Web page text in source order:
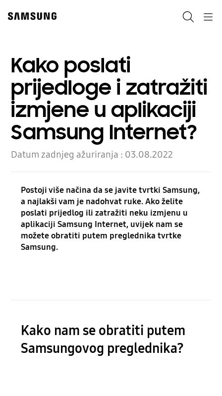
content
accessibility
Kako poslati
prijedloge i zatražiti
izmjene u aplikaciji
Samsung Internet?
Datum zadnjeg ažuriranja : 03.08.2022
Postoji više načina da se javite tvrtki Samsung,
a najlakši vam je nadohvat ruke. Ako želite
poslati prijedlog ili zatražiti neku izmjenu u
aplikaciji Samsung Internet, uvijek nam se
možete obratiti putem preglednika tvrtke
Samsung.
Kako nam se obratiti putem
Samsungovog preglednika?